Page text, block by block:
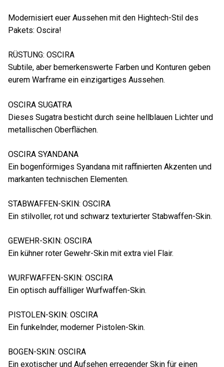
Modernisiert euer Aussehen mit den Hightech-Stil des
Pakets: Oscira!
RÜSTUNG: OSCIRA
Subtile, aber bemerkenswerte Farben und Konturen geben
eurem Warframe ein einzigartiges Aussehen.
OSCIRA SUGATRA
Dieses Sugatra besticht durch seine hellblauen Lichter und
metallischen Oberflächen.
OSCIRA SYANDANA
Ein bogenförmiges Syandana mit raffinierten Akzenten und
markanten technischen Elementen.
STABWAFFEN-SKIN: OSCIRA
Ein stilvoller, rot und schwarz texturierter Stabwaffen-Skin.
GEWEHR-SKIN: OSCIRA
Ein kühner roter Gewehr-Skin mit extra viel Flair.
WURFWAFFEN-SKIN: OSCIRA
Ein optisch auffälliger Wurfwaffen-Skin.
PISTOLEN-SKIN: OSCIRA
Ein funkelnder, moderner Pistolen-Skin.
BOGEN-SKIN: OSCIRA
Ein exotischer und Aufsehen erregender Skin für einen